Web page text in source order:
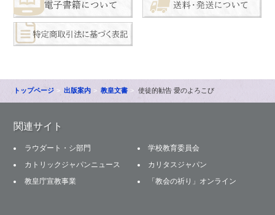
トップページ 出版案内 教皇文書 使徒的勧告 愛のよろこび
関連サイト
ラウダート・シ部門
学校教育委員会
カトリックジャパンニュース
カリタスジャパン
教皇庁宣教事業
「教会の祈り」オンライン